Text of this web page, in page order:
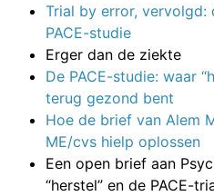
Trial by error, vervolgd:
PACE-studie
Erger dan de ziekte
De PACE-studie: waar
terug gezond bent
Hoe de brief van Alem
ME/cvs hielp oplossen
Een open brief aan
“herstel” en de PACE-